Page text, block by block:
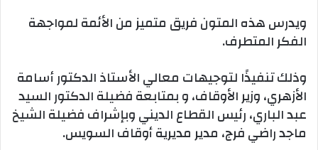
ويدرس هذه المتون فريق متميز من الأئمة لمواجهة
الفكر المتطرف.
وذلك تنفيذًا لتوجيهات معالي الأستاذ الدكتور أسامة
الأزهري، وزير الأوقاف، و بمتابعة فضيلة الدكتور السيد
عبد الباري، رئيس القطاع الديني وبإشراف فضيلة الشيخ
ماجد راضي فرج، مدير مديرية أوقاف السويس.